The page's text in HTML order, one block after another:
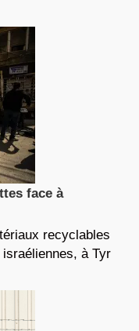
face à
recyclables
à Tyr